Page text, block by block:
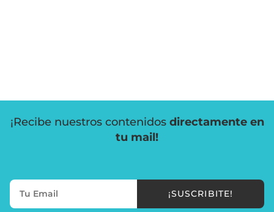
¡Recibe nuestros contenidos directamente en
tu mail!
¡SUSCRIBITE!